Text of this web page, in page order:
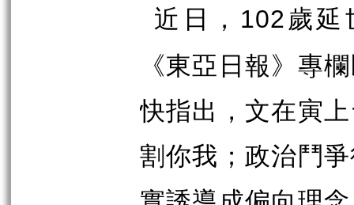
近日， 102 歲
《東亞日報》專
快指出，文在寅
割你我；政治鬥